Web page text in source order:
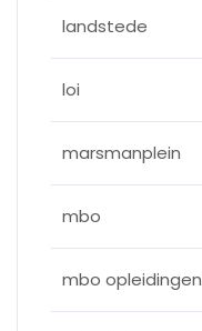
landstede
loi
marsmanplein
mbo
mbo opleidingen